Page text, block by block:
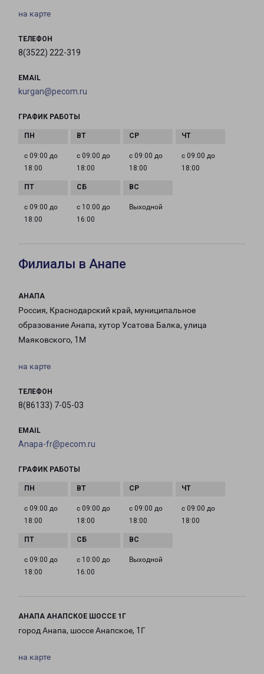
на карте
ТЕЛЕФОН
8(3522) 222-319
EMAIL
kurgan@pecom.ru
ГРАФИК РАБОТЫ
с 09:00 до
18:00
с 09:00 до
18:00
с 09:00 до
18:00
с 09:00 до
18:00
с 09:00 до
18:00
с 10:00 до
16:00
Выходной
Филиалы в Анапе
АНАПА
Россия, Краснодарский край, муниципальное
образование Анапа, хутор Усатова Балка, улица
Маяковского, 1М
на карте
ТЕЛЕФОН
8(86133) 7-05-03
EMAIL
Anapa-fr@pecom.ru
ГРАФИК РАБОТЫ
с 09:00 до
18:00
с 09:00 до
18:00
с 09:00 до
18:00
с 09:00 до
18:00
с 09:00 до
18:00
с 10:00 до
16:00
Выходной
АНАПА АНАПСКОЕ ШОССЕ 1Г
город Анапа, шоссе Анапское, 1Г
на карте